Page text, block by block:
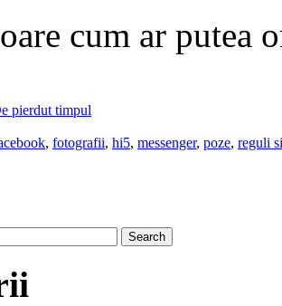
cum ar putea
pierdut timpul
, fotografii, hi5, messenger, poze, reguli